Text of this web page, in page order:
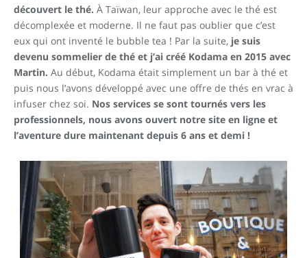
découvert le thé. À Taïwan, leur approche avec le thé est
décomplexée et moderne. Il ne faut pas oublier que c’est
eux qui ont inventé le bubble tea ! Par la suite, je suis
devenu sommelier de thé et j’ai créé Kodama en 2015 avec
Martin. Au début, Kodama était simplement un bar à thé et
puis nous l’avons développé avec une offre de thés en vrac à
infuser chez soi. Nos services se sont tournés vers les
professionnels, nous avons ouvert notre site en ligne et
l’aventure dure maintenant depuis 6 ans et demi !